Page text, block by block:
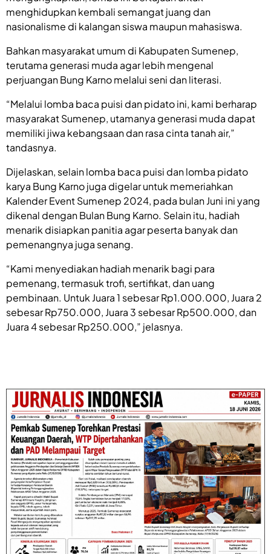
menghidupkan kembali semangat juang dan
nasionalisme di kalangan siswa maupun mahasiswa.
Bahkan masyarakat umum di Kabupaten Sumenep,
terutama generasi muda agar lebih mengenal
perjuangan Bung Karno melalui seni dan literasi.
“Melalui lomba baca puisi dan pidato ini, kami berharap
masyarakat Sumenep, utamanya generasi muda dapat
memiliki jiwa kebangsaan dan rasa cinta tanah air,”
tandasnya.
Dijelaskan, selain lomba baca puisi dan lomba pidato
karya Bung Karno juga digelar untuk memeriahkan
Kalender Event Sumenep 2024, pada bulan Juni ini yang
dikenal dengan Bulan Bung Karno. Selain itu, hadiah
menarik disiapkan panitia agar peserta banyak dan
pemenangnya juga senang.
“Kami menyediakan hadiah menarik bagi para
pemenang, termasuk trofi, sertifikat, dan uang
pembinaan. Untuk Juara 1 sebesar Rp1.000.000, Juara 2
sebesar Rp750.000, Juara 3 sebesar Rp500.000, dan
Juara 4 sebesar Rp250.000,” jelasnya.